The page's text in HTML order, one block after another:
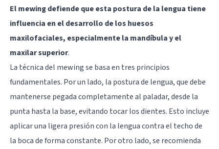
El mewing defiende que esta postura de la lengua tiene
influencia en el desarrollo de los huesos
maxilofaciales, especialmente la mandíbula y el
maxilar superior.
La técnica del mewing se basa en tres principios
fundamentales. Por un lado, la postura de lengua, que debe
mantenerse pegada completamente al paladar, desde la
punta hasta la base, evitando tocar los dientes. Esto incluye
aplicar una ligera presión con la lengua contra el techo de
la boca de forma constante. Por otro lado, se recomienda